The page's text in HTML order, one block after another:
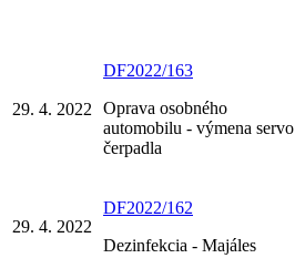
29. 4. 2022
DF2022/163
Oprava osobného
automobilu - výmena servo
čerpadla
29. 4. 2022
DF2022/162
Dezinfekcia - Majáles